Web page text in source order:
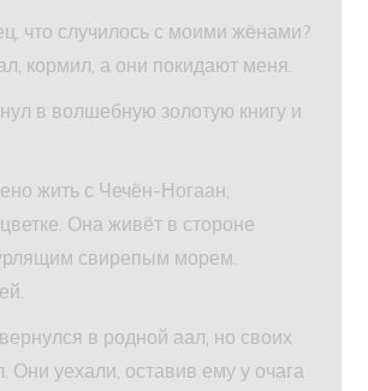
что случилось с моими жёнами?
кормил, а они покидают меня.
в волшебную золотую книгу и
жить с Чечён-Ногаан,
Она живёт в стороне
свирепым морем.
в родной аал, но своих
Они уехали, оставив ему у очага